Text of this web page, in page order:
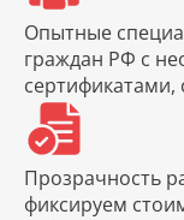
Опытные
граждан РФ с
Прозрачность
фиксируем